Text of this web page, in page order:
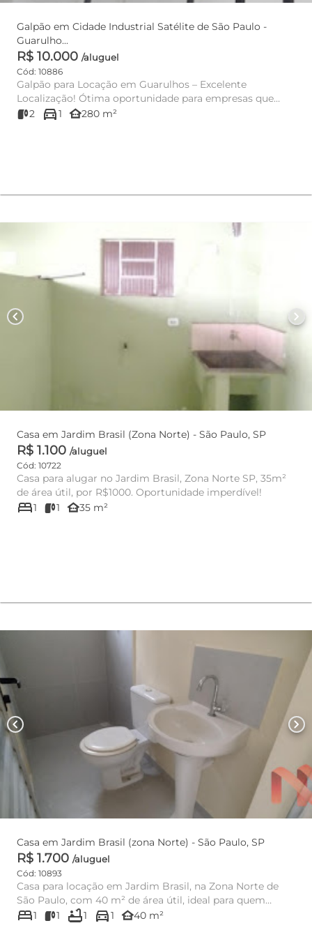
Galpão em Cidade Industrial Satélite de São Paulo -
Guarulho...
R$ 10.000 /aluguel
Cód: 10886
Galpão para Locação em Guarulhos – Excelente
Localização! Ótima oportunidade para empresas que
buscam um espaço estra...
2 directions_car1 other_houses280 m²
chevron_left chevron_right
Casa em Jardim Brasil (Zona Norte) - São Paulo, SP
R$ 1.100 /aluguel
Cód: 10722
Casa para alugar no Jardim Brasil, Zona Norte SP, 35m²
de área útil, por R$1000. Oportunidade imperdível!
bed1 1 other_houses35 m²
chevron_left chevron_right
Casa em Jardim Brasil (zona Norte) - São Paulo, SP
R$ 1.700 /aluguel
Cód: 10893
Casa para locação em Jardim Brasil, na Zona Norte de
São Paulo, com 40 m² de área útil, ideal para quem
busca praticida...
bed1 1 bathtub1 directions_car1 other_houses40 m²